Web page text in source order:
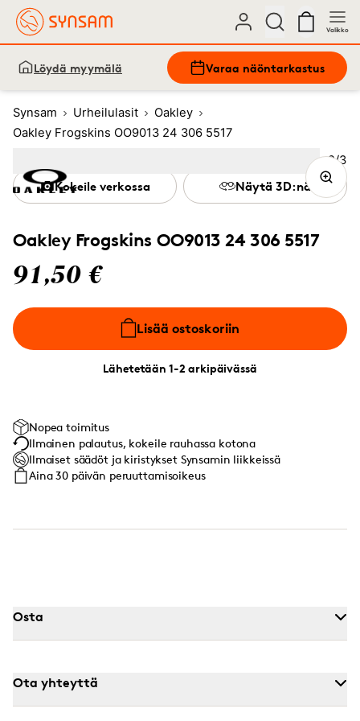
Valikko
Löydä myymälä Varaa näöntarkastus
Synsam Urheilulasit
Oakley
Oakley Frogskins OO9013 24 306 5517
Oakley Frogskins OO9013 24 306 5517
91,50 €
Lisää ostoskoriin
Lähetetään 1-2 arkipäivässä
Kokeile verkossa Näytä 3D:nä
Nopea toimitus
Ilmainen palautus, kokeile rauhassa kotona
Ilmaiset säädöt ja kiristykset Synsamin liikkeissä
Aina 30 päivän peruuttamisoikeus
Kuva
2/3
Image 3
Osta
Ota yhteyttä